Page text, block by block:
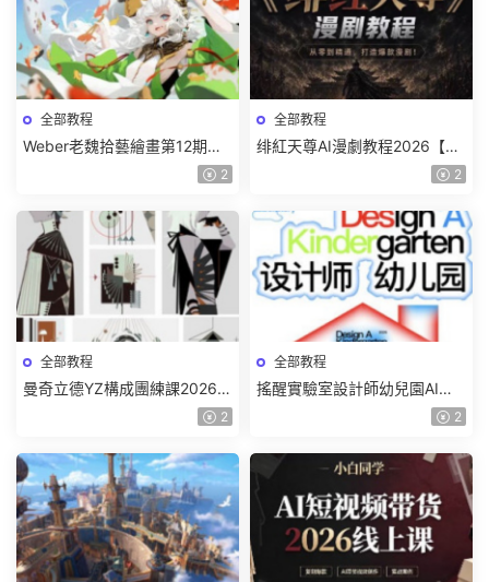
全部教程
Weber老魏拾藝繪畫第12期角
色特訓班【畫質不錯隻有視
2
全部教程
绯紅天尊AI漫劇教程2026【畫
2
全部教程
曼奇立德YZ構成團練課2026年
8月已結課【畫質高清有課件】
2
全部教程
搖醒實驗室設計師幼兒園AI軟
件基礎課2025【畫質不錯有素
2